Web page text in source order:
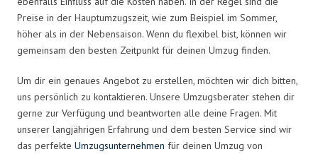
Preise in der Hauptumzugszeit, wie zum Beispiel im Sommer,
höher als in der Nebensaison. Wenn du flexibel bist, können wir
gemeinsam den besten Zeitpunkt für deinen Umzug finden.
Um dir ein genaues Angebot zu erstellen, möchten wir dich bitten,
uns persönlich zu kontaktieren. Unsere Umzugsberater stehen dir
gerne zur Verfügung und beantworten alle deine Fragen. Mit
unserer langjährigen Erfahrung und dem besten Service sind wir
das perfekte Umzugsunternehmen für deinen Umzug von